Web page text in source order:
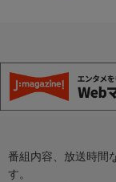
番組内容、放送時間
す。